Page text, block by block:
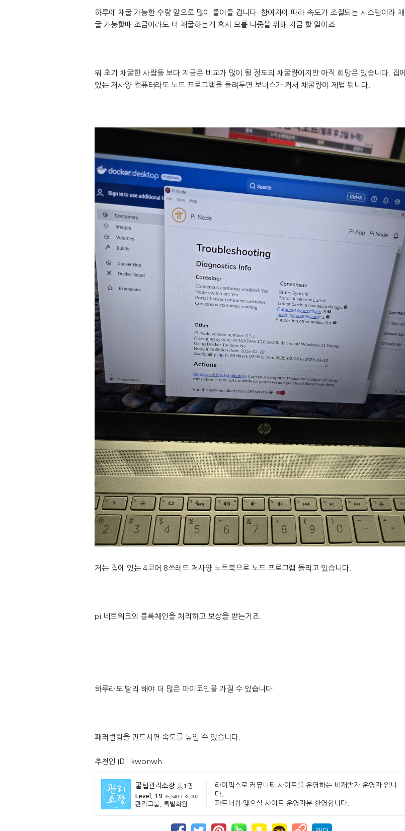
하루에 채굴 가능한 수량 앞으로 많이 줄어들 겁니다. 참여자에 따라 속도가 조절되는 시스템이라 채
굴 가능할때 조금이라도 더 채굴하는게 혹시 모를 나중을 위해 지금 할 일이죠.
뭐 초기 채굴한 사람들 보다 지금은 비교가 많이 될 정도의 채굴량이지만 아직 희망은 있습니다. 집에
있는 저사양 컴퓨터라도 노드 프로그램을 돌려두면 보너스가 커서 채굴량이 제법 됩니다.
저는 집에 있는 4코어 8쓰레드 저사양 노트북으로 노드 프로그램 돌리고 있습니다.
pi 네트워크의 블록체인을 처리하고 보상을 받는거죠.
하루라도 빨리 해야 더 많은 파이코인을 가질 수 있습니다.
패러럴팀을 만드시면 속도를 높일 수 있습니다.
추천인 ID : kwonwh
꿀팁관리소장
1명
Level. 19
35,540 / 36,000
관리그룹, 특별회원
라이믹스로 커뮤니티 사이트를 운영하는 비개발자 운영자 입니
다.
파트너쉽 맺으실 사이트 운영자분 환영합니다.